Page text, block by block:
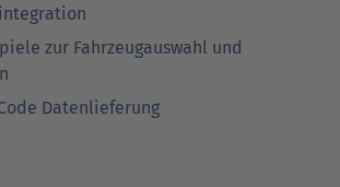
zur Fahrzeug­auswahl und
Datenlieferung